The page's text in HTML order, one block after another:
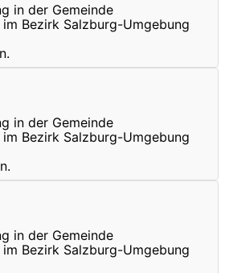
in der Gemeinde
Bezirk Salzburg-Umgebung
in der Gemeinde
Bezirk Salzburg-Umgebung
in der Gemeinde
Bezirk Salzburg-Umgebung